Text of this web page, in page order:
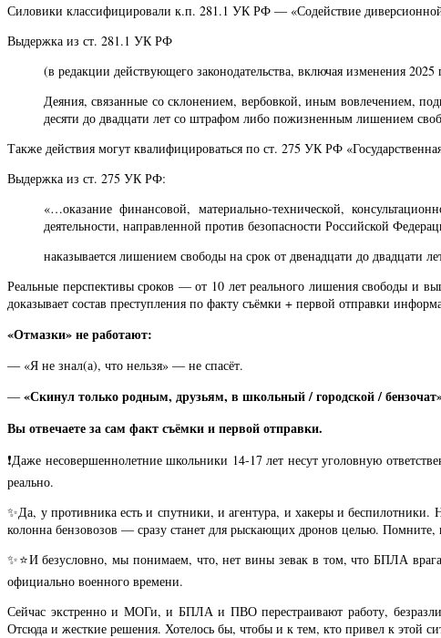
Силовики классифицировали к.п. 281.1 УК РФ — «Содействие диверсионной
Выдержка из ст. 281.1 УК РФ
(в редакции действующего законодательства, включая изменения 2025
Деяния, связанные со склонением, вербовкой, иным вовлечением,
десяти до двадцати лет со штрафом либо пожизненным лишением
Также действия могут квалифицироваться по ст. 275 УК РФ
Выдержка из ст. 275 УК РФ:
«…оказание финансовой, материально-технической,
деятельности, направленной против безопасности Российской
наказывается лишением свободы на срок от двенадцати до
Реальные перспективы сроков — от 10 лет реального лишения свободы и
доказывает состав преступления по факту съёмки + первой отправки
«Отмазки» не работают:
— «Я не знал(а), что нельзя» — не спасёт.
— «Скинул только родным, друзьям, в школьный / городской /
Вы отвечаете за сам факт съёмки и первой отправки.
❗️Даже несовершеннолетние школьники 14-17 лет несут уголовную
реально.
✨Да, у противника есть и спутники, и агентура, и хакеры и
колонна бензовозов — сразу станет для рыскающих дронов целью.
✨⭐️И безусловно, мы понимаем, что, нет вины зевак в том, что БПЛА
официально военного времени.
Сейчас экстренно и МОГи, и БПЛА и ПВО перестраивают работу,
Отсюда и жесткие решения. Хотелось бы, чтобы и к тем, кто привел к этой